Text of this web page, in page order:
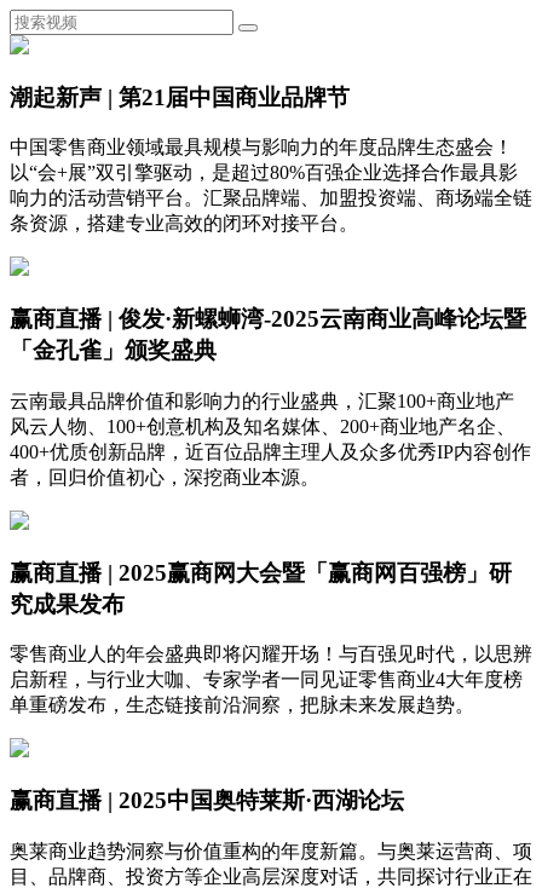
潮起新声 | 第21届中国商业品牌节
中国零售商业领域最具规模与影响力的年度品牌生态盛会！
以“会+展”双引擎驱动，是超过80%百强企业选择合作最具影
响力的活动营销平台。汇聚品牌端、加盟投资端、商场端全链
条资源，搭建专业高效的闭环对接平台。
赢商直播 | 俊发·新螺蛳湾-2025云南商业高峰论坛暨
「金孔雀」颁奖盛典
云南最具品牌价值和影响力的行业盛典，汇聚100+商业地产
风云人物、100+创意机构及知名媒体、200+商业地产名企、
400+优质创新品牌，近百位品牌主理人及众多优秀IP内容创作
者，回归价值初心，深挖商业本源。
赢商直播 | 2025赢商网大会暨「赢商网百强榜」研
究成果发布
零售商业人的年会盛典即将闪耀开场！与百强见时代，以思辨
启新程，与行业大咖、专家学者一同见证零售商业4大年度榜
单重磅发布，生态链接前沿洞察，把脉未来发展趋势。
赢商直播 | 2025中国奥特莱斯·西湖论坛
奥莱商业趋势洞察与价值重构的年度新篇。与奥莱运营商、项
目、品牌商、投资方等企业高层深度对话，共同探讨行业正在